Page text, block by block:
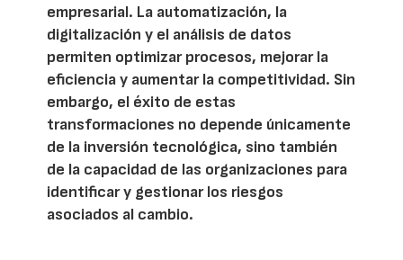
empresarial. La automatización, la
digitalización y el análisis de datos
permiten optimizar procesos, mejorar la
eficiencia y aumentar la competitividad. Sin
embargo, el éxito de estas
transformaciones no depende únicamente
de la inversión tecnológica, sino también
de la capacidad de las organizaciones para
identificar y gestionar los riesgos
asociados al cambio.